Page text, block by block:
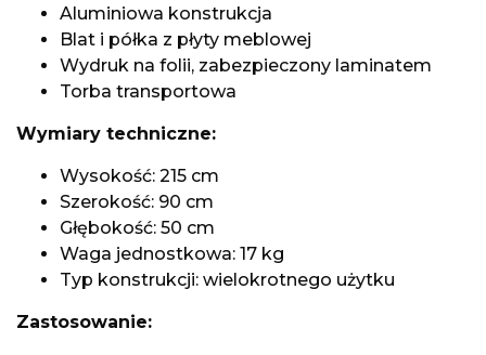
Aluminiowa konstrukcja
Blat i półka z płyty meblowej
Wydruk na folii, zabezpieczony laminatem
Torba transportowa
Wymiary techniczne:
Wysokość: 215 cm
Szerokość: 90 cm
Głębokość: 50 cm
Waga jednostkowa: 17 kg
Typ konstrukcji: wielokrotnego użytku
Zastosowanie: